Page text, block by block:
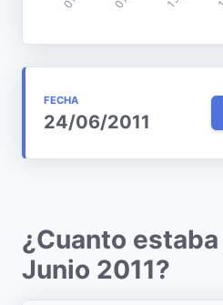
FECHA
24/06/2011
¿Cuanto
Junio 2011?